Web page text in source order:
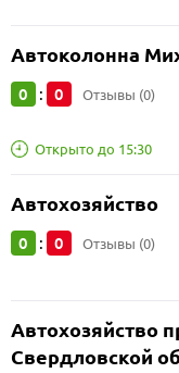
Автоколонна
0 : 0 Отзывы (0)
Открыто до 15:30
Автохозяйство
0 : 0 Отзывы (0)
Автохозяйство
Свердловской